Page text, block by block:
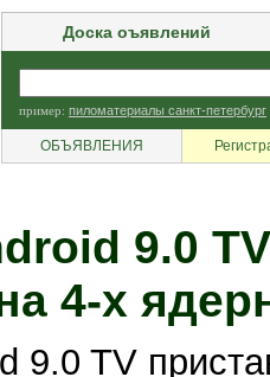
Доска оъявлений
пример: пиломатериалы санкт-петербург
ОБЪЯВЛЕНИЯ
9.0
4-х
9.0 TV